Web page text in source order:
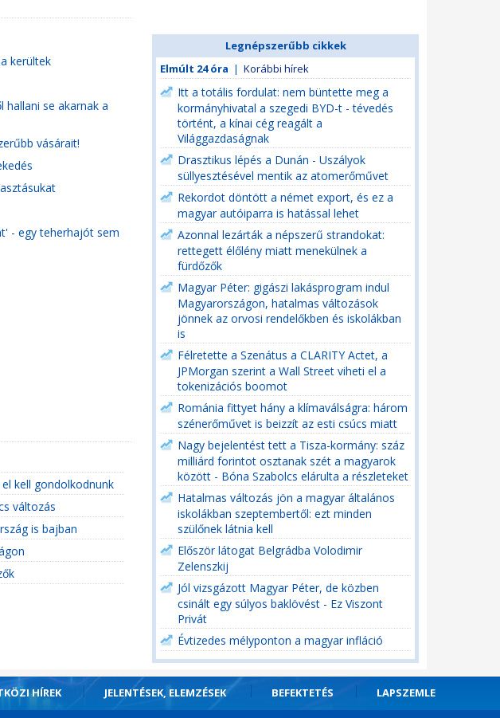
kerültek
hallani se akarnak a
vásárait!
- egy teherhajót sem
kell gondolkodnunk
változás
is bajban
Legnépszerűbb cikkek
Elmúlt 24 óra | Korábbi hírek
Itt a totális fordulat: nem büntette meg a
kormányhivatal a szegedi BYD-t - tévedés
történt, a kínai cég reagált a
Világgazdaságnak
Drasztikus lépés a Dunán - Uszályok
süllyesztésével mentik az atomerőművet
Rekordot döntött a német export, és ez a
magyar autóiparra is hatással lehet
Azonnal lezárták a népszerű strandokat:
rettegett élőlény miatt menekülnek a
fürdőzők
Magyar Péter: gigászi lakásprogram indul
Magyarországon, hatalmas változások
jönnek az orvosi rendelőkben és iskolákban
is
Félretette a Szenátus a CLARITY Actet, a
JPMorgan szerint a Wall Street viheti el a
tokenizációs boomot
Románia fittyet hány a klímaválságra: három
szénerőművet is beizzít az esti csúcs miatt
Nagy bejelentést tett a Tisza-kormány: száz
milliárd forintot osztanak szét a magyarok
között - Bóna Szabolcs elárulta a részleteket
Hatalmas változás jön a magyar általános
iskolákban szeptembertől: ezt minden
szülőnek látnia kell
Először látogat Belgrádba Volodimir
Zelenszkij
Jól vizsgázott Magyar Péter, de közben
csinált egy súlyos baklövést - Ez Viszont
Privát
Évtizedes mélyponton a magyar infláció
HÍREK JELENTÉSEK, ELEMZÉSEK BEFEKTETÉS LAPSZEMLE